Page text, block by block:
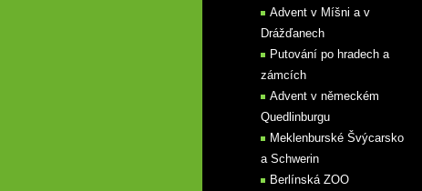
Advent v Míšni a v
Drážďanech
Putování po hradech a
zámcích
Advent v německém
Quedlinburgu
Meklenburské Švýcarsko
a Schwerin
Berlínská ZOO